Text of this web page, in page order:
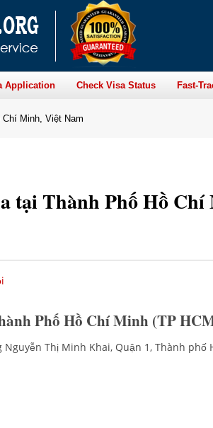
Application Check Visa Status Fast-
Chí Minh, Việt Nam
tại Thành Phố Hồ
Phố Hồ Chí Minh (TP
Thị Minh Khai, Quận 1, Thành phố